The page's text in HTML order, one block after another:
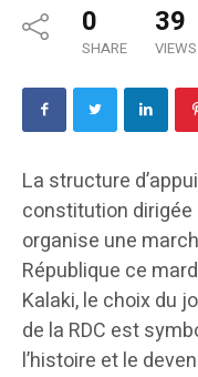
0
SHARE
39
VIEWS
La structure
constitution dirigée
organise une
République ce
Kalaki, le choix du
de la RDC est
l’histoire et le